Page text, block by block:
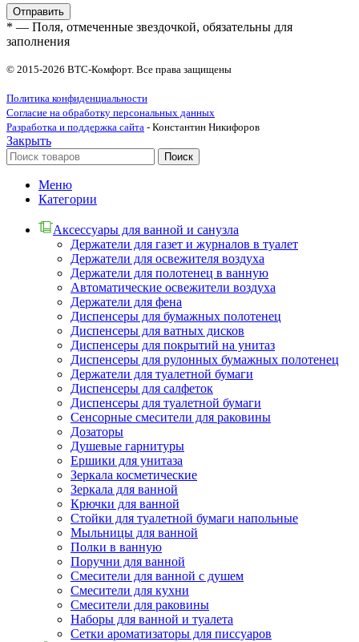
* — Поля, отмеченные звездочкой, обязательны для
заполнения
© 2015-2026 ВТС-Комфорт. Все права защищены
Политика конфиденциальности
Согласие на обработку персональных данных
Разработка и поддержка сайта - Константин Никифоров
Закрыть
Поиск
Меню
Категории
Аксессуары для ванной и санузла
Держатели для газет и журналов в туалет
Держатели для освежителя воздуха
Держатели для полотенец в ванную
Автоматические освежители воздуха
Держатели для фена
Диспенсеры для бумажных полотенец
Диспенсеры для ватных дисков
Диспенсеры для покрытий на унитаз
Диспенсеры для рулонных бумажных полотенец
Держатели для туалетной бумаги
Диспенсеры для салфеток
Диспенсеры для туалетной бумаги
Сенсорные смесители для раковины
Дозаторы
Душевые гарнитуры
Ершики для унитаза
Зеркала косметические
Зеркала для ванной
Крючки для ванной
Стойки для туалетной бумаги напольные
Мыльницы для ванной
Полки в ванную
Поручни для ванной
Смесители для ванной с душем
Смесители для кухни
Смесители для раковины
Наборы для ванной и туалета
Сетки ароматизаторы для писсуаров